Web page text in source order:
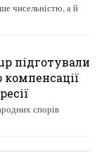
чисельністю, а й
підготували
спорів